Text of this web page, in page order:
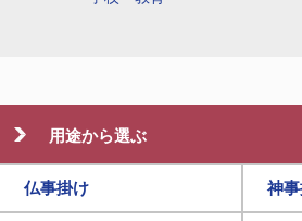
用途から選ぶ
仏事掛け 神